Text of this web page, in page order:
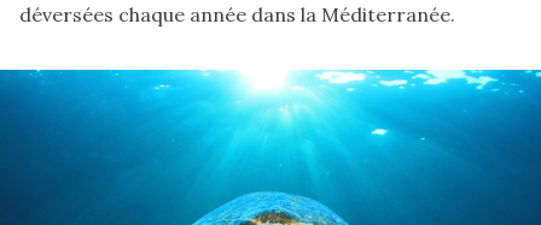
déversées chaque année dans la Méditerranée.